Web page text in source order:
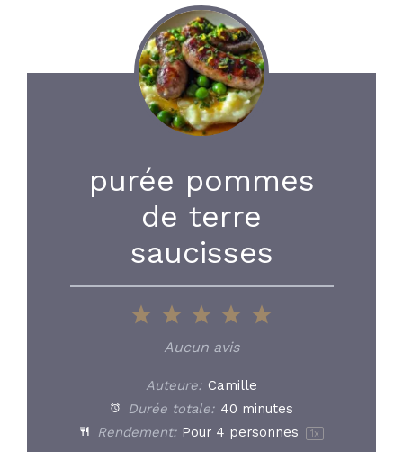
purée pommes
de terre
saucisses
5
4
3
Stars
2
Stars
1
Star
Aucun avis
Auteure: Camille
Durée totale: 40 minutes
Rendement: Pour 4 personnes 1 x